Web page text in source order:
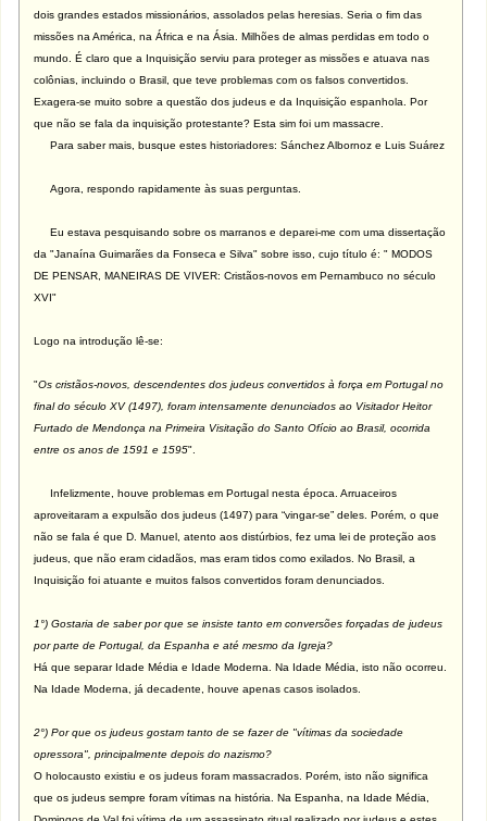
dois grandes estados missionários, assolados pelas heresias. Seria o fim das
missões na América, na África e na Ásia. Milhões de almas perdidas em todo o
mundo. É claro que a Inquisição serviu para proteger as missões e atuava nas
colônias, incluindo o Brasil, que teve problemas com os falsos convertidos.
Exagera-se muito sobre a questão dos judeus e da Inquisição espanhola. Por
que não se fala da inquisição protestante? Esta sim foi um massacre.
Para saber mais, busque estes historiadores: Sánchez Albornoz e Luis Suárez
Agora, respondo rapidamente às suas perguntas.
Eu estava pesquisando sobre os marranos e deparei-me com uma dissertação
da "Janaína Guimarães da Fonseca e Silva" sobre isso, cujo título é: " MODOS
DE PENSAR, MANEIRAS DE VIVER: Cristãos-novos em Pernambuco no século
XVI"
Logo na introdução lê-se:
"Os cristãos-novos, descendentes dos judeus convertidos à força em Portugal no
final do século XV (1497), foram intensamente denunciados ao Visitador Heitor
Furtado de Mendonça na Primeira Visitação do Santo Ofício ao Brasil, ocorrida
entre os anos de 1591 e 1595".
Infelizmente, houve problemas em Portugal nesta época. Arruaceiros
aproveitaram a expulsão dos judeus (1497) para “vingar-se” deles. Porém, o que
não se fala é que D. Manuel, atento aos distúrbios, fez uma lei de proteção aos
judeus, que não eram cidadãos, mas eram tidos como exilados. No Brasil, a
Inquisição foi atuante e muitos falsos convertidos foram denunciados.
1°) Gostaria de saber por que se insiste tanto em conversões forçadas de judeus
por parte de Portugal, da Espanha e até mesmo da Igreja?
Há que separar Idade Média e Idade Moderna. Na Idade Média, isto não ocorreu.
Na Idade Moderna, já decadente, houve apenas casos isolados.
2°) Por que os judeus gostam tanto de se fazer de "vítimas da sociedade
opressora", principalmente depois do nazismo?
O holocausto existiu e os judeus foram massacrados. Porém, isto não significa
que os judeus sempre foram vítimas na história. Na Espanha, na Idade Média,